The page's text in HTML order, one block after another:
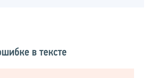
в тексте